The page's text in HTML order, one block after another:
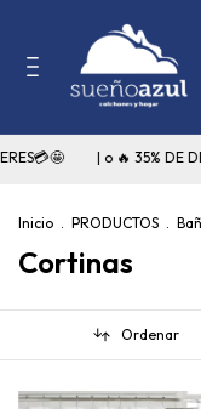
| o 🔥 35% DE
Inicio . PRODUCTOS .
Cortinas
Ordenar